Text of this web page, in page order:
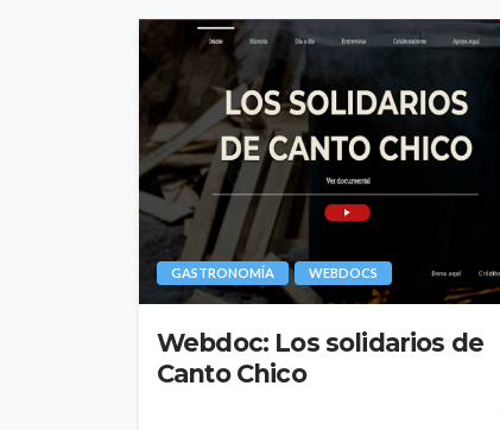
GASTRONOMÍA WEBDOCS
Webdoc: Los solidarios de
Canto Chico